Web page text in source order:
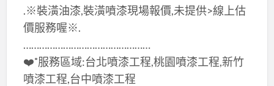
.※裝潢油漆,裝潢噴漆現場報價,未提供>線上估
價服務喔※.
…………………………………………
❤️˚服務區域:台北噴漆工程,桃園噴漆工程,新竹
噴漆工程,台中噴漆工程